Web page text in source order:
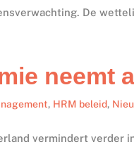
De
neemt
, HRM beleid,
vermindert verder